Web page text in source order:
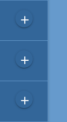
add
add
add